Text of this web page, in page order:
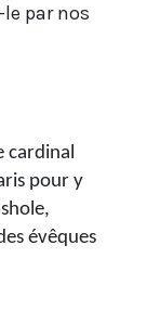
par nos
cardinal
pour y
évêques